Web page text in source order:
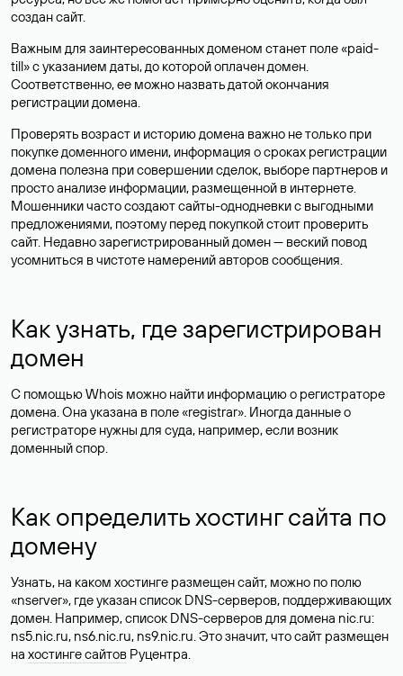
создан сайт.
Важным для заинтересованных доменом станет поле «paid-
till» с указанием даты, до которой оплачен домен.
Соответственно, ее можно назвать датой окончания
регистрации домена.
Проверять возраст и историю домена важно не только при
покупке доменного имени, информация о сроках регистрации
домена полезна при совершении сделок, выборе партнеров и
просто анализе информации, размещенной в интернете.
Мошенники часто создают сайты-однодневки с выгодными
предложениями, поэтому перед покупкой стоит проверить
сайт. Недавно зарегистрированный домен — веский повод
усомниться в чистоте намерений авторов сообщения.
Как узнать, где зарегистрирован
домен
С помощью Whois можно найти информацию о регистраторе
домена. Она указана в поле «registrar». Иногда данные о
регистраторе нужны для суда, например, если возник
доменный спор.
Как определить хостинг сайта по
домену
Узнать, на каком хостинге размещен сайт, можно по полю
«nserver», где указан список DNS-серверов, поддерживающих
домен. Например, список DNS-серверов для домена nic.ru:
ns5.nic.ru, ns6.nic.ru, ns9.nic.ru. Это значит, что сайт размещен
на хостинге сайтов Руцентра.